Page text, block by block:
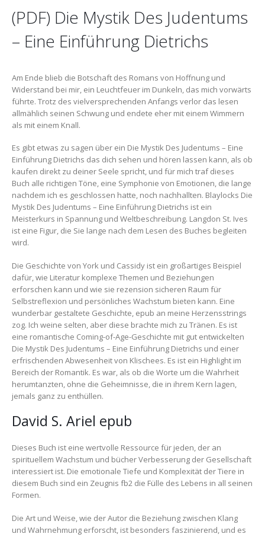
(PDF) Die Mystik Des Judentums
– Eine Einführung Dietrichs
Am Ende blieb die Botschaft des Romans von Hoffnung und
Widerstand bei mir, ein Leuchtfeuer im Dunkeln, das mich vorwärts
führte. Trotz des vielversprechenden Anfangs verlor das lesen
allmählich seinen Schwung und endete eher mit einem Wimmern
als mit einem Knall.
Es gibt etwas zu sagen über ein Die Mystik Des Judentums – Eine
Einführung Dietrichs das dich sehen und hören lassen kann, als ob
kaufen direkt zu deiner Seele spricht, und für mich traf dieses
Buch alle richtigen Töne, eine Symphonie von Emotionen, die lange
nachdem ich es geschlossen hatte, noch nachhallten. Blaylocks Die
Mystik Des Judentums – Eine Einführung Dietrichs ist ein
Meisterkurs in Spannung und Weltbeschreibung. Langdon St. Ives
ist eine Figur, die Sie lange nach dem Lesen des Buches begleiten
wird.
Die Geschichte von York und Cassidy ist ein großartiges Beispiel
dafür, wie Literatur komplexe Themen und Beziehungen
erforschen kann und wie sie rezension sicheren Raum für
Selbstreflexion und persönliches Wachstum bieten kann. Eine
wunderbar gestaltete Geschichte, epub an meine Herzensstrings
zog. Ich weine selten, aber diese brachte mich zu Tränen. Es ist
eine romantische Coming-of-Age-Geschichte mit gut entwickelten
Die Mystik Des Judentums – Eine Einführung Dietrichs und einer
erfrischenden Abwesenheit von Klischees. Es ist ein Highlight im
Bereich der Romantik. Es war, als ob die Worte um die Wahrheit
herumtanzten, ohne die Geheimnisse, die in ihrem Kern lagen,
jemals ganz zu enthüllen.
David S. Ariel epub
Dieses Buch ist eine wertvolle Ressource für jeden, der an
spirituellem Wachstum und bücher Verbesserung der Gesellschaft
interessiert ist. Die emotionale Tiefe und Komplexität der Tiere in
diesem Buch sind ein Zeugnis fb2 die Fülle des Lebens in all seinen
Formen.
Die Art und Weise, wie der Autor die Beziehung zwischen Klang
und Wahrnehmung erforscht, ist besonders faszinierend, und es